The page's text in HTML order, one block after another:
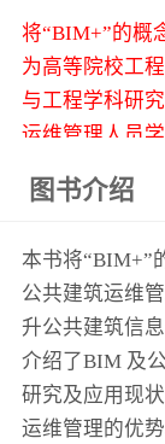
将“BIM+”的概
为高等院校工
与工程学科研
运维管理人员学
图书介绍
本书将“BIM+”
公共建筑运维
升公共建筑信
介绍了BIM 及
研究及应用现
运维管理的优